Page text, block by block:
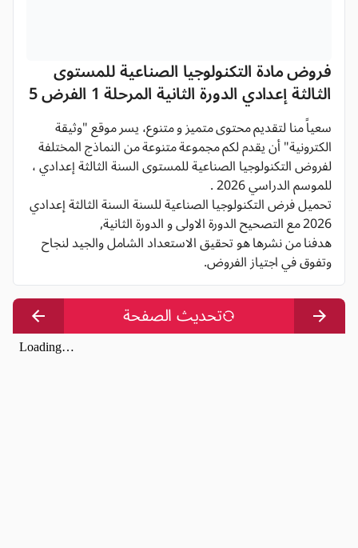
فروض مادة التكنولوجيا الصناعية للمستوى
الثالثة إعدادي الدورة الثانية المرحلة 1 الفرض 5
سعياً منا لتقديم محتوى متميز و متنوع، يسر موقع "وثيقة
الكترونية" أن يقدم لكم مجموعة متنوعة من النماذج المختلفة
لفروض التكنولوجيا الصناعية للمستوى السنة الثالثة إعدادي ،
للموسم الدراسي 2026 .
تحميل فرض التكنولوجيا الصناعية للسنة السنة الثالثة إعدادي
2026 مع التصحيح الدورة الاولى و الدورة الثانية,
هدفنا من نشرها هو تحقيق الاستعداد الشامل والجيد لنجاح
وتفوق في اجتياز الفروض.
تحديث الصفحة